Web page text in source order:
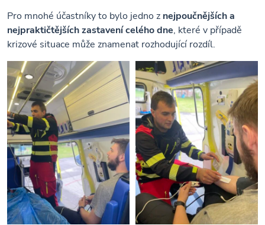
Pro mnohé účastníky to bylo jedno z nejpoučnějších a
nejpraktičtějších zastavení celého dne, které v případě
krizové situace může znamenat rozhodující rozdíl.